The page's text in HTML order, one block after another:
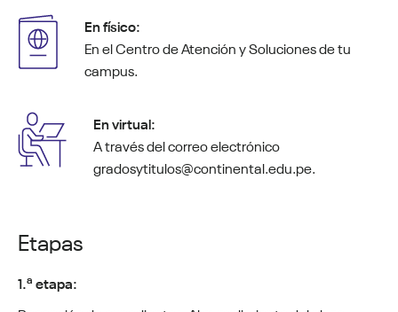
En físico:
En el Centro de Atención y Soluciones de tu
campus.
En virtual:
A través del correo electrónico
gradosytitulos@continental.edu.pe.
Etapas
1.a etapa: